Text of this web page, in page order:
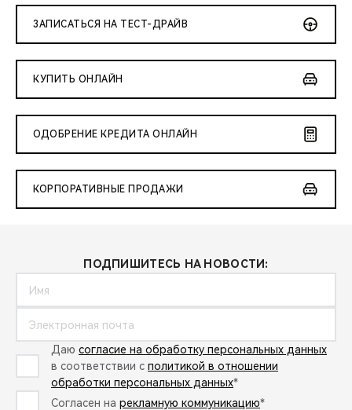
ЗАПИСАТЬСЯ НА ТЕСТ-ДРАЙВ
КУПИТЬ ОНЛАЙН
ОДОБРЕНИЕ КРЕДИТА ОНЛАЙН
КОРПОРАТИВНЫЕ ПРОДАЖИ
ПОДПИШИТЕСЬ НА НОВОСТИ:
Даю согласие на обработку персональных данных
в соответствии с политикой в отношении
обработки персональных данных*
Согласен на рекламную коммуникацию*